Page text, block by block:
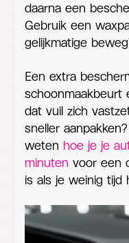
daarna een
Gebruik een
gelijkmatige
Een extra
schoonmaakbeurt
dat vuil zich
sneller
weten hoe je je
minuten voor een
is als je weinig tijd